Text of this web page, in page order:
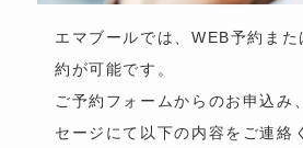
エマブールでは、WEB予約ま
約が可能です。
ご予約フォームからのお申込み
セージにて以下の内容をご連絡